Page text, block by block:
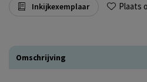
Inkijkexemplaar Plaats
Omschrijving